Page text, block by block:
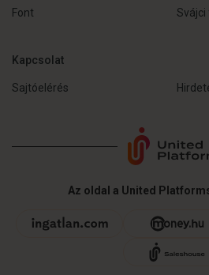
Font Svájci
Kapcsolat
Sajtóelérés
Az oldal a United